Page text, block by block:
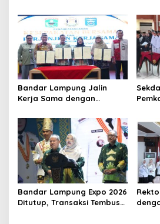
Warga
di
Bandar Lampung Jalin
Kerja Sama dengan
Ketahanan Pangan dan
Kendalikan Inflasi
Bandar Lampung Expo 2026
Ditutup, Transaksi Tembus